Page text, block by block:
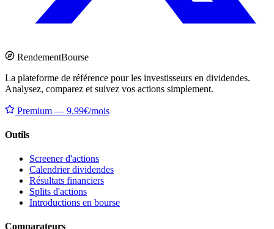
RendementBourse
La plateforme de référence pour les investisseurs en dividendes.
Analysez, comparez et suivez vos actions simplement.
Premium — 9.99€/mois
Outils
Screener d'actions
Calendrier dividendes
Résultats financiers
Splits d'actions
Introductions en bourse
Comparateurs